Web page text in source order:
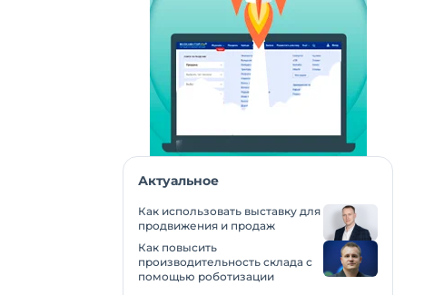
Актуальное
Как использовать выставку для
продвижения и продаж
Как повысить
производительность склада с
помощью роботизации